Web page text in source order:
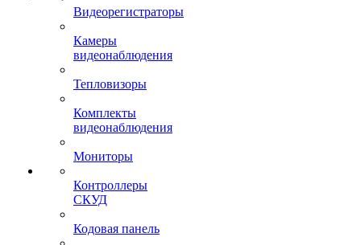
Видеорегистраторы
Камеры
видеонаблюдения
Тепловизоры
Комплекты
видеонаблюдения
Мониторы
Контроллеры
СКУД
Кодовая панель